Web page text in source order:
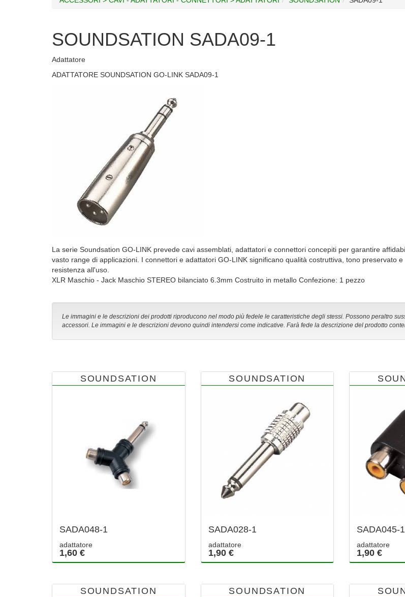
SOUNDSATION SADA09-1
Adattatore
ADATTATORE SOUNDSATION GO-LINK SADA09-1
La serie Soundsation GO-LINK prevede cavi assemblati, adattatori e connettori concepiti per garantire
vasto range di applicazioni. I connettori e adattatori GO-LINK significano qualità costruttiva, tono preservato e
resistenza all'uso.
XLR Maschio - Jack Maschio STEREO bilanciato 6.3mm Costruito in metallo Confezione: 1 pezzo
Le immagini e le descrizioni dei prodotti riproducono nel modo più fedele le caratteristiche degli stessi. Possono peraltro
accessori. Le immagini e le descrizioni devono quindi intendersi come indicative. Farà fede la descrizione del prodotto
SOUNDSATION
SADA048-1
adattatore
1,60 €
SOUNDSATION
SADA028-1
adattatore
1,90 €
SADA045-1
adattatore
1,90 €
SOUNDSATION SOUNDSATION